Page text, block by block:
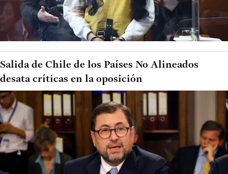
Salida de Chile de los Países No Alineados
desata críticas en la oposición